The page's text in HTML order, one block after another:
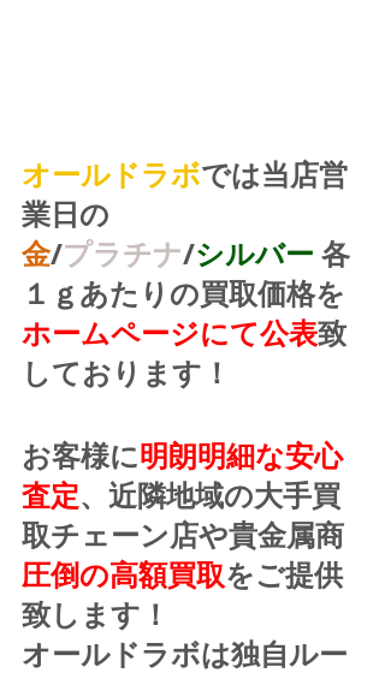
オールドラボでは当店営
業日の
金/プラチナ/シルバー 各
１ｇあたりの買取価格を
ホームページにて公表致
しております！
お客様に明朗明細な安心
査定、近隣地域の大手買
取チェーン店や貴金属商
圧倒の高額買取をご提供
致します！
オールドラボは独自ルー